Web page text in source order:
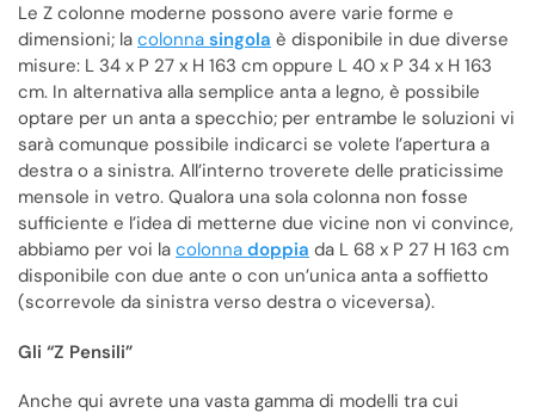
Le Z colonne moderne possono avere varie forme e
dimensioni; la colonna singola è disponibile in due diverse
misure: L 34 x P 27 x H 163 cm oppure L 40 x P 34 x H 163
cm. In alternativa alla semplice anta a legno, è possibile
optare per un anta a specchio; per entrambe le soluzioni vi
sarà comunque possibile indicarci se volete l’apertura a
destra o a sinistra. All’interno troverete delle praticissime
mensole in vetro. Qualora una sola colonna non fosse
sufficiente e l’idea di metterne due vicine non vi convince,
abbiamo per voi la colonna doppia da L 68 x P 27 H 163 cm
disponibile con due ante o con un’unica anta a soffietto
(scorrevole da sinistra verso destra o viceversa).
Gli “Z Pensili”
Anche qui avrete una vasta gamma di modelli tra cui